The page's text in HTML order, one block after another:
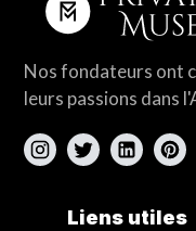
Nos fondateurs ont
leurs passions dans
Liens utiles